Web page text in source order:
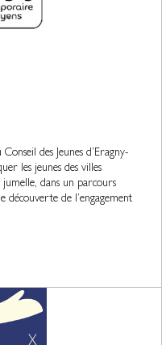
des Jeunes d’Eragny-
les jeunes des villes
jumelle, dans un parcours
découverte de l’engagement